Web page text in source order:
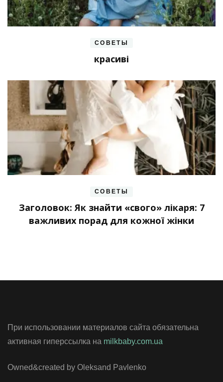
СОВЕТЫ
красиві
СОВЕТЫ
Заголовок: Як знайти «свого» лікаря: 7
важливих порад для кожної жінки
При использовании материалов сайта обязательна
активная гиперссылка на milkbaby.com.ua
Owned&created by Oleksand Pavlenko